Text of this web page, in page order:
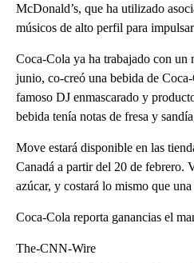
McDonald’s, que ha utilizado
músicos de alto perfil para
Coca-Cola ya ha trabajado con un
junio, co-creó una bebida de
famoso DJ enmascarado y
bebida tenía notas de fresa y
Move estará disponible en las
Canadá a partir del 20 de febrero.
azúcar, y costará lo mismo que
Coca-Cola reporta ganancias el
The-CNN-Wire